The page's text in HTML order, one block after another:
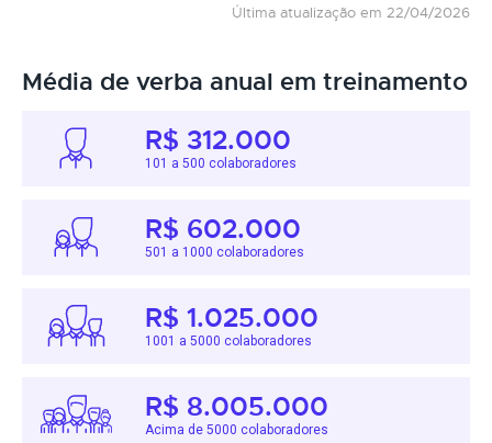
Última atualização em 22/04/2026
Média de verba anual em treinamento
R$ 312.000
101 a 500 colaboradores
R$ 602.000
501 a 1000 colaboradores
R$ 1.025.000
1001 a 5000 colaboradores
R$ 8.005.000
Acima de 5000 colaboradores